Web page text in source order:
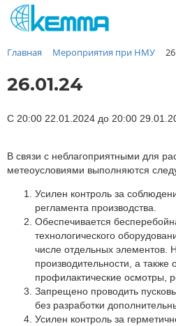
Каталог
О заводе
Новости
Дилеры
Недвижимость
Мероприятия при НМУ
Предложения к зачёту
Подбор
Вакансии
Сертификаты
Партнеры
Главная Мероприятия при НМУ
26.01.24
С 20:00 22.01.2024 до 20:00
В связи с неблагоприятными для
метеоусловиями выполняются
Усилен контроль за
регламента производства.
Обеспечивается
технологического
числе отдельных элементов.
производительности, а
профилактические осмотры,
Запрещено проводить
без разработки
Усилен контроль за